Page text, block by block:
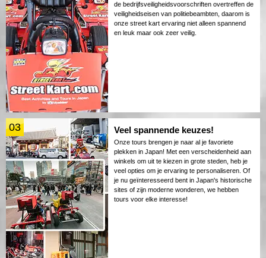
de bedrijfsveiligheidsvoorschriften overtreffen de
veiligheidseisen van politiebeambten, daarom is
onze street kart ervaring niet alleen spannend
en leuk maar ook zeer veilig.
03 Veel spannende keuzes!
Onze tours brengen je naar al je favoriete
plekken in Japan! Met een verscheidenheid aan
winkels om uit te kiezen in grote steden, heb je
veel opties om je ervaring te personaliseren. Of
je nu geïnteresseerd bent in Japan's historische
sites of zijn moderne wonderen, we hebben
tours voor elke interesse!